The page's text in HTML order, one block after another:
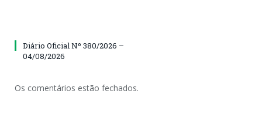
Diário Oficial Nº 380/2026 –
04/08/2026
Os comentários estão fechados.